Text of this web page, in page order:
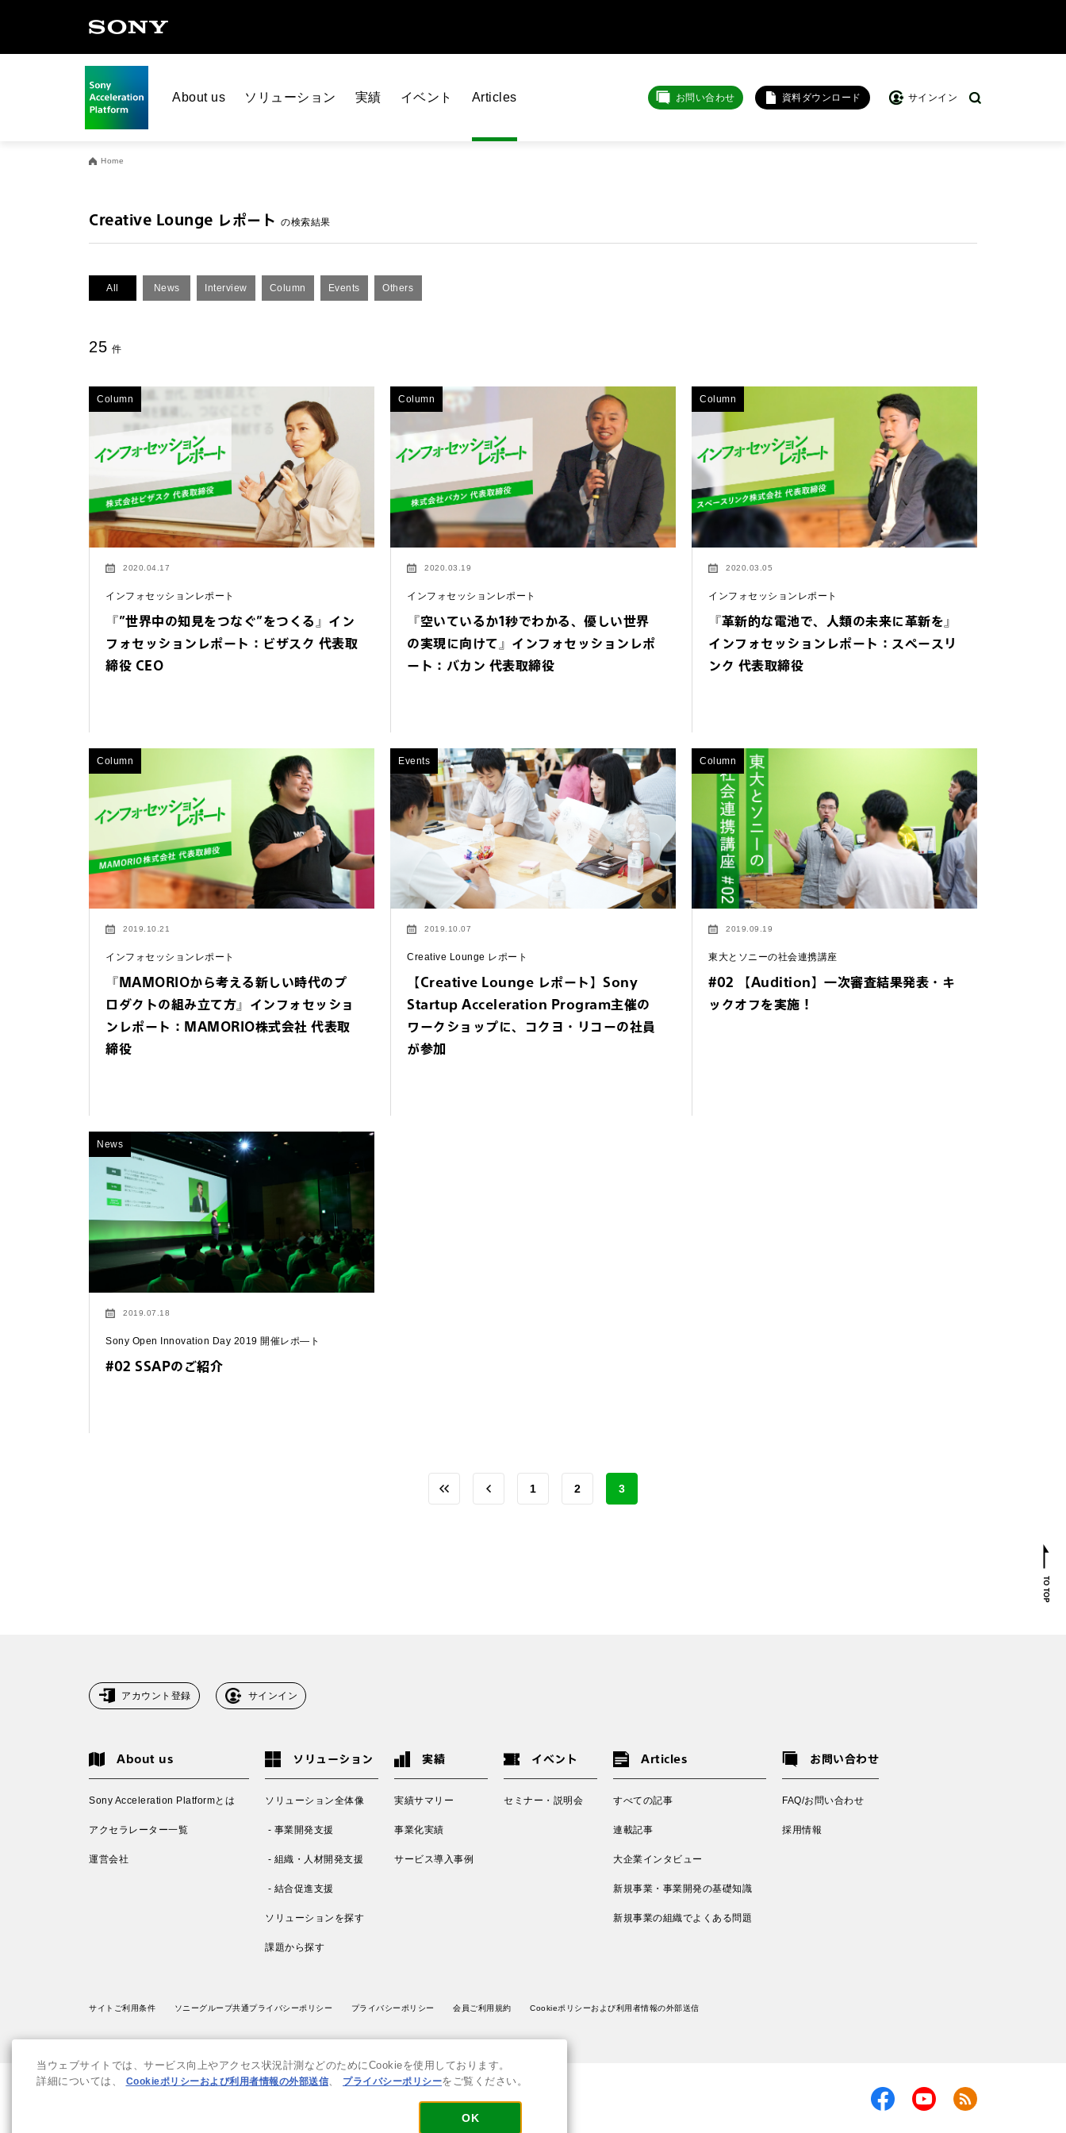
About us ソリューション 実績 イベント Articles お問い合わせ 資料ダウンロード サインイン
Home
Creative Lounge レポート の検索結果
All News Interview Column Events Others
25 件
Column
2020.04.17
インフォセッションレポート
『”世界中の知見をつなぐ”をつくる』イン
フォセッションレポート：ビザスク 代表取
締役 CEO
Column
2020.03.19
インフォセッションレポート
『空いているか1秒でわかる、優しい世界
の実現に向けて』インフォセッションレポ
ート：バカン 代表取締役
Column
2020.03.05
インフォセッションレポート
『革新的な電池で、人類の未来に革新を』
インフォセッションレポート：スペースリ
ンク 代表取締役
Column
2019.10.21
インフォセッションレポート
『MAMORIOから考える新しい時代のプ
ロダクトの組み立て方』インフォセッショ
ンレポート：MAMORIO株式会社 代表取
締役
Events
2019.10.07
Creative Lounge レポート
【Creative Lounge レポート】Sony
Startup Acceleration Program主催の
ワークショップに、コクヨ・リコーの社員
が参加
Column
2019.09.19
東大とソニーの社会連携講座
#02 【Audition】一次審査結果発表・キ
ックオフを実施！
News
2019.07.18
Sony Open Innovation Day 2019 開催レポ―ト
#02 SSAPのご紹介
1 2 3
お問い合わせ
法人向けサービスに関するご相談・お問い合わせは以下のボタンからお願いします（外部サイトにジャンプしま
す）。
FAQ & 個人お問い合わせ
アカウント登録 サインイン
About us
Sony Acceleration Platformとは
アクセラレーター一覧
運営会社
ソリューション
ソリューション全体像
- 事業開発支援
- 組織・人材開発支援
- 結合促進支援
ソリューションを探す
課題から探す
実績
実績サマリー
事業化実績
サービス導入事例
イベント
セミナー・説明会
Articles
すべての記事
連載記事
大企業インタビュー
新規事業・事業開発の基礎知識
新規事業の組織でよくある問題
お問い合わせ
FAQ/お問い合わせ
採用情報
サイトご利用条件 ソニーグループ共通プライバシーポリシー プライバシーポリシー 会員ご利用規約 Cookieポリシーおよび利用者情報の外部送信
当ウェブサイトでは、サービス向上やアクセス状況計測などのためにCookieを使用しております。
詳細については、 Cookieポリシーおよび利用者情報の外部送信、 プライバシーポリシーをご覧ください。
OK